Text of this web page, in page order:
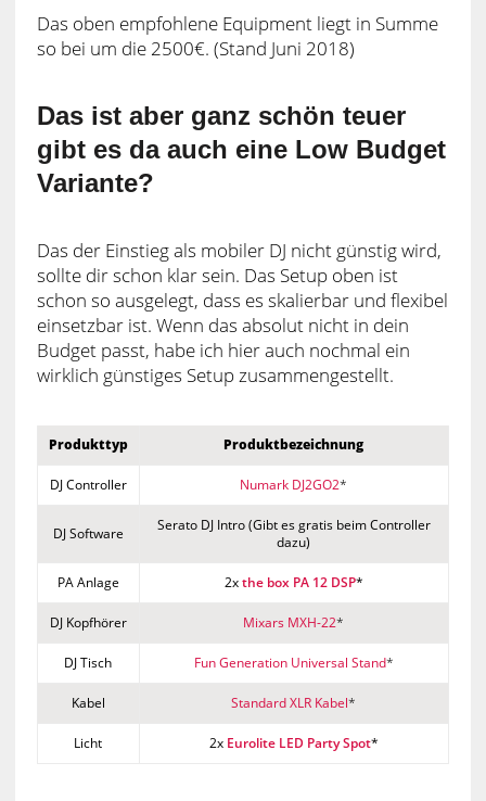
Das oben empfohlene Equipment liegt in Summe
so bei um die 2500€. (Stand Juni 2018)
Das ist aber ganz schön teuer
gibt es da auch eine Low Budget
Variante?
Das der Einstieg als mobiler DJ nicht günstig wird,
sollte dir schon klar sein. Das Setup oben ist
schon so ausgelegt, dass es skalierbar und flexibel
einsetzbar ist. Wenn das absolut nicht in dein
Budget passt, habe ich hier auch nochmal ein
wirklich günstiges Setup zusammengestellt.
Produkttyp Produktbezeichnung
DJ Controller Numark DJ2GO2*
DJ Software
Serato DJ Intro (Gibt es gratis beim Controller
dazu)
PA Anlage 2xthe box PA 12 DSP*
DJ Kopfhörer Mixars MXH-22*
DJ Tisch Fun Generation Universal Stand*
Kabel Standard XLR Kabel*
Licht 2x Eurolite LED Party Spot*